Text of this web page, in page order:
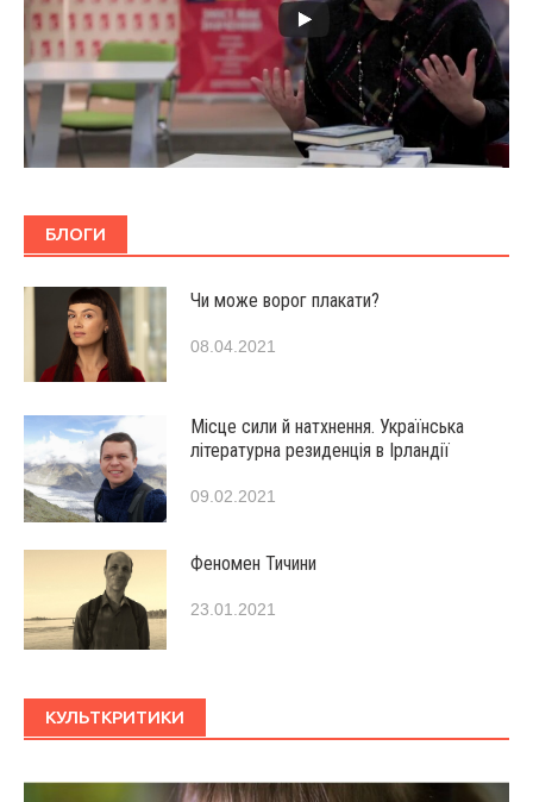
БЛОГИ
Чи може ворог плакати?
08.04.2021
Місце сили й натхнення. Українська
літературна резиденція в Ірландії
09.02.2021
Феномен Тичини
23.01.2021
КУЛЬТКРИТИКИ